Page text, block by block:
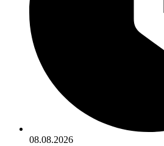
08.08.2026